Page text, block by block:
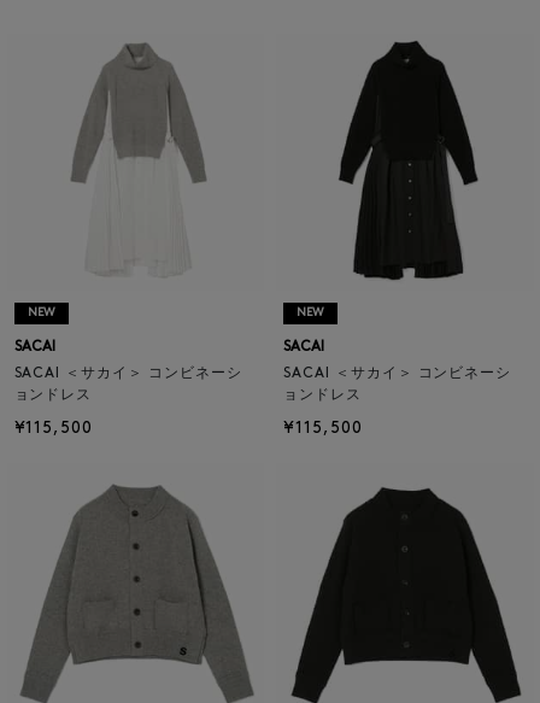
NEW
SACAI
SACAI ＜サカイ＞ コンビネーシ
ョンドレス
¥115,500
NEW
SACAI
SACAI ＜サカイ＞ コンビネーシ
ョンドレス
¥115,500